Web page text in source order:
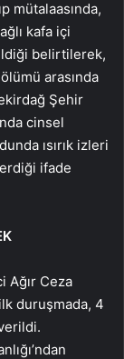
mütalaasında,
kafa içi
belirtilerek,
arasında
Şehir
cinsel
ısırık izleri
ifade
Ağır Ceza
duruşmada, 4